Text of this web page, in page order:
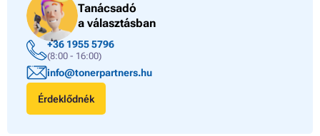
Tanácsadó
a választásban
+36 1955 5796
(8:00 - 16:00)
info@tonerpartners.hu
Érdeklődnék